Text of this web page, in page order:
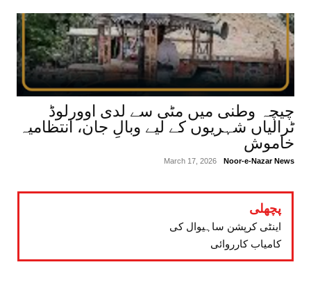
چیچہ وطنی میں مٹی سے لدی اوورلوڈ
ٹرالیاں شہریوں کے لیے وبالِ جان، انتظامیہ
خاموش
Noor-e-Nazar News
March 17, 2026
پچھلی
اینٹی کرپشن ساہیوال کی
کامیاب کارروائی